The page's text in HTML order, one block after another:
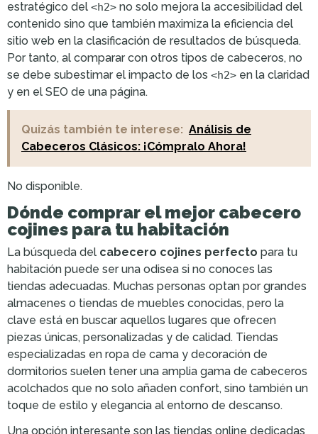
estratégico del <h2> no solo mejora la accesibilidad del
contenido sino que también maximiza la eficiencia del
sitio web en la clasificación de resultados de búsqueda.
Por tanto, al comparar con otros tipos de cabeceros, no
se debe subestimar el impacto de los <h2> en la claridad
y en el SEO de una página.
Quizás también te interese: Análisis de
Cabeceros Clásicos: ¡Cómpralo Ahora!
No disponible.
Dónde comprar el mejor cabecero
cojines para tu habitación
La búsqueda del cabecero cojines perfecto para tu
habitación puede ser una odisea si no conoces las
tiendas adecuadas. Muchas personas optan por grandes
almacenes o tiendas de muebles conocidas, pero la
clave está en buscar aquellos lugares que ofrecen
piezas únicas, personalizadas y de calidad. Tiendas
especializadas en ropa de cama y decoración de
dormitorios suelen tener una amplia gama de cabeceros
acolchados que no solo añaden confort, sino también un
toque de estilo y elegancia al entorno de descanso.
Una opción interesante son las tiendas online dedicadas